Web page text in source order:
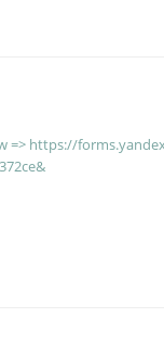
=> https://